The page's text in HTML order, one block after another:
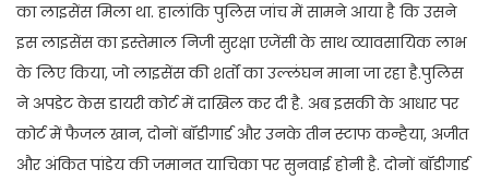
का लाइसेंस मिला था. हालांकि पुलिस जांच में सामने आया है कि उसने
इस लाइसेंस का इस्तेमाल निजी सुरक्षा एजेंसी के साथ व्यावसायिक लाभ
के लिए किया, जो लाइसेंस की शर्तों का उल्लंघन माना जा रहा है.पुलिस
ने अपडेट केस डायरी कोर्ट में दाखिल कर दी है. अब इसकी के आधार पर
कोर्ट में फैजल खान, दोनों बॉडीगार्ड और उनके तीन स्टाफ कन्हैया, अजीत
और अंकित पांडेय की जमानत याचिका पर सुनवाई होनी है. दोनों बॉडीगार्ड